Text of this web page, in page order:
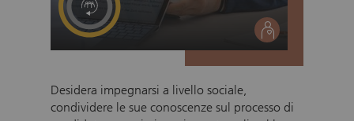
social
Desidera impegnarsi a livello sociale,
condividere le sue conoscenze sul processo di